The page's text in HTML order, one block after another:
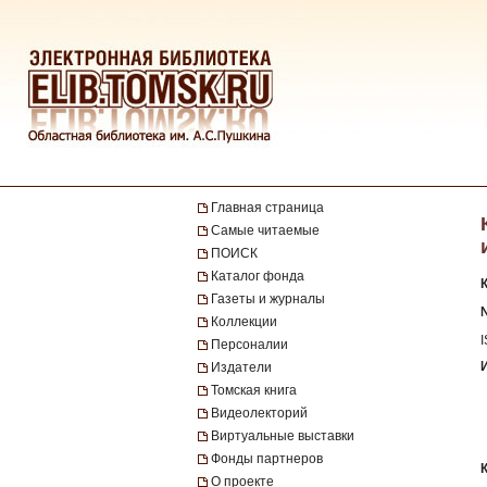
Главная страница
Самые читаемые
ПОИСК
Каталог фонда
Газеты и журналы
Коллекции
Персоналии
Издатели
Томская книга
Видеолекторий
Виртуальные выставки
Фонды партнеров
О проекте